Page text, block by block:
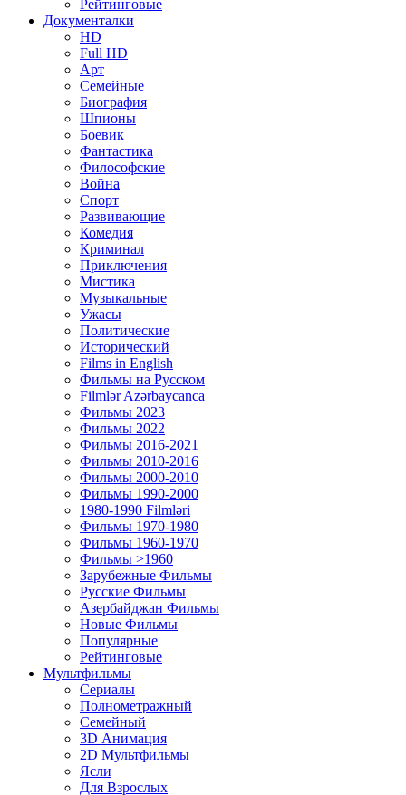
Рейтинговые
Документалки
HD
Full HD
Арт
Семейные
Биография
Шпионы
Боевик
Фантастика
Философские
Война
Спорт
Развивающие
Комедия
Криминал
Приключения
Мистика
Музыкальные
Ужасы
Политические
Исторический
Films in English
Фильмы на Русском
Filmlər Azərbaycanca
Фильмы 2023
Фильмы 2022
Фильмы 2016-2021
Фильмы 2010-2016
Фильмы 2000-2010
Фильмы 1990-2000
1980-1990 Filmləri
Фильмы 1970-1980
Фильмы 1960-1970
Фильмы >1960
Зарубежные Фильмы
Русские Фильмы
Азербайджан Фильмы
Новые Фильмы
Популярные
Рейтинговые
Мультфильмы
Сериалы
Полнометражный
Семейный
3D Анимация
2D Мультфильмы
Ясли
Для Взрослых